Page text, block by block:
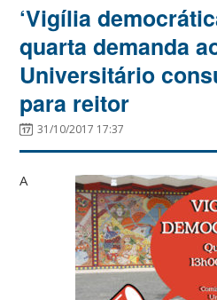
‘Vigília
quarta demanda
Universitário
para reitor
31/10/2017 17:37
A